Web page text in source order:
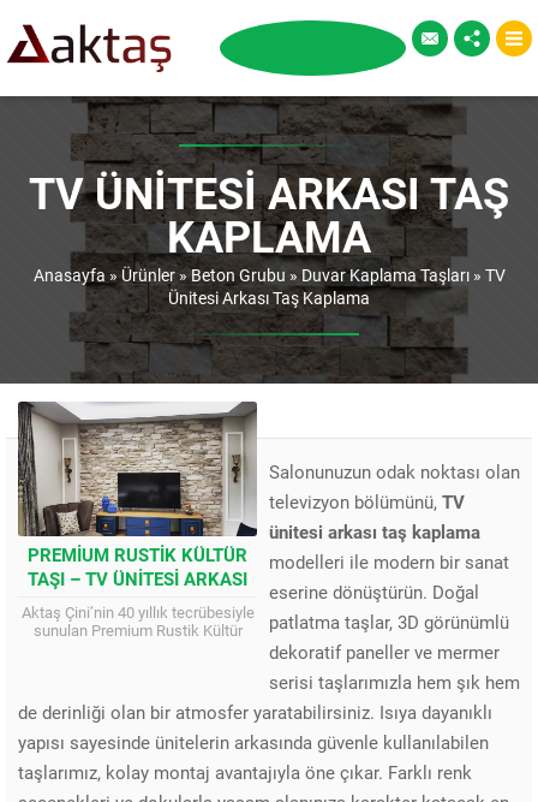
TV ÜNITESI ARKASI TAŞ
KAPLAMA
Anasayfa »Ürünler»Beton Grubu » Duvar Kaplama Taşları» TV
Ünitesi Arkası Taş Kaplama
PREMIUM RUSTIK KÜLTÜR
TAŞI – TV ÜNITESI ARKASI
DUVAR KAPLAMA
Aktaş Çini’nin 40 yıllık tecrübesiyle
sunulan Premium Rustik Kültür
Salonunuzun odak noktası olan
televizyon bölümünü, TV
ünitesi arkası taş kaplama
modelleri ile modern bir sanat
eserine dönüştürün. Doğal
patlatma taşlar, 3D görünümlü
dekoratif paneller ve mermer
serisi taşlarımızla hem şık hem
de derinliği olan bir atmosfer yaratabilirsiniz. Isıya dayanıklı
yapısı sayesinde ünitelerin arkasında güvenle kullanılabilen
taşlarımız, kolay montaj avantajıyla öne çıkar. Farklı renk